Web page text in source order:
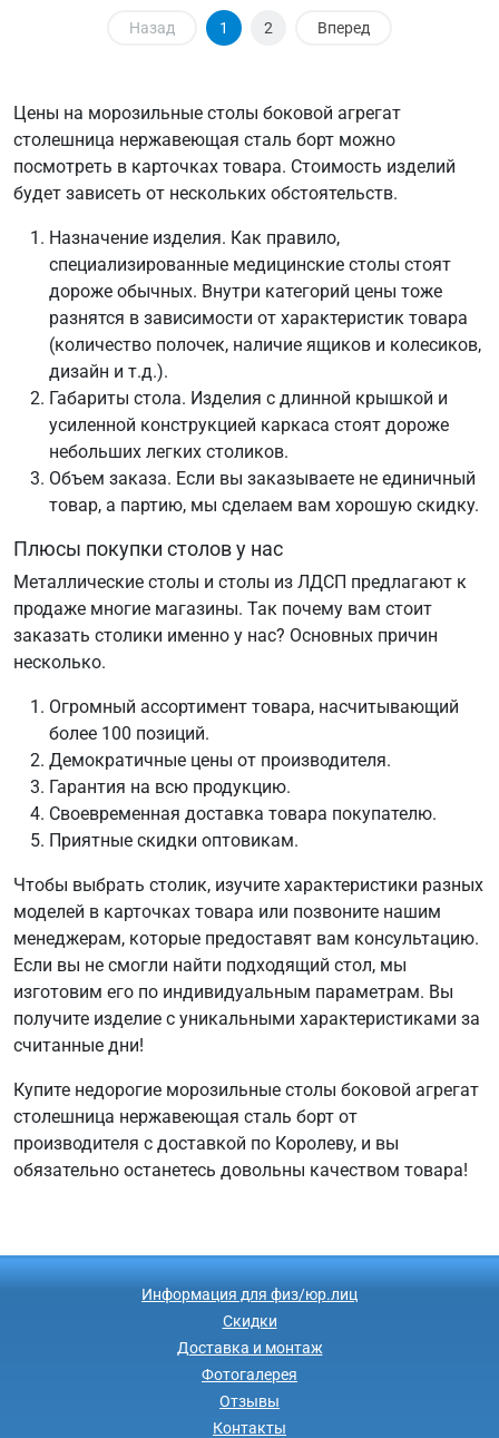
Назад 1 2 Вперед
Цены на морозильные столы боковой агрегат
столешница нержавеющая сталь борт можно
посмотреть в карточках товара. Стоимость изделий
будет зависеть от нескольких обстоятельств.
Назначение изделия. Как правило,
специализированные медицинские столы стоят
дороже обычных. Внутри категорий цены тоже
разнятся в зависимости от характеристик товара
(количество полочек, наличие ящиков и колесиков,
дизайн и т.д.).
Габариты стола. Изделия с длинной крышкой и
усиленной конструкцией каркаса стоят дороже
небольших легких столиков.
Объем заказа. Если вы заказываете не единичный
товар, а партию, мы сделаем вам хорошую скидку.
Плюсы покупки столов у нас
Металлические столы и столы из ЛДСП предлагают к
продаже многие магазины. Так почему вам стоит
заказать столики именно у нас? Основных причин
несколько.
Огромный ассортимент товара, насчитывающий
более 100 позиций.
Демократичные цены от производителя.
Гарантия на всю продукцию.
Своевременная доставка товара покупателю.
Приятные скидки оптовикам.
Чтобы выбрать столик, изучите характеристики разных
моделей в карточках товара или позвоните нашим
менеджерам, которые предоставят вам консультацию.
Если вы не смогли найти подходящий стол, мы
изготовим его по индивидуальным параметрам. Вы
получите изделие с уникальными характеристиками за
считанные дни!
Купите недорогие морозильные столы боковой агрегат
столешница нержавеющая сталь борт от
производителя с доставкой по Королеву, и вы
обязательно останетесь довольны качеством товара!
Информация для физ/юр.лиц
Скидки
Доставка и монтаж
Фотогалерея
Отзывы
Контакты